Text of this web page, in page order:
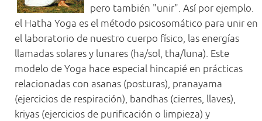
pero también "unir". Así por ejemplo.
el Hatha Yoga es el método psicosomático para unir en
el laboratorio de nuestro cuerpo físico, las energías
llamadas solares y lunares (ha/sol, tha/luna). Este
modelo de Yoga hace especial hincapié en prácticas
relacionadas con asanas (posturas), pranayama
(ejercicios de respiración), bandhas (cierres, llaves),
kriyas (ejercicios de purificación o limpieza) y